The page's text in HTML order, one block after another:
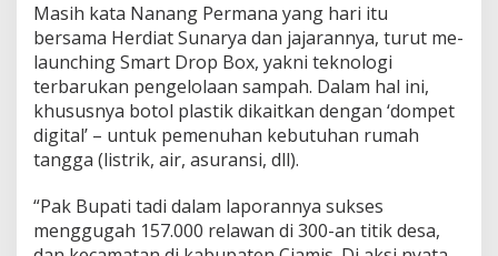
Masih kata Nanang Permana yang hari itu
bersama Herdiat Sunarya dan jajarannya, turut me-
launching Smart Drop Box, yakni teknologi
terbarukan pengelolaan sampah. Dalam hal ini,
khususnya botol plastik dikaitkan dengan ‘dompet
digital’ – untuk pemenuhan kebutuhan rumah
tangga (listrik, air, asuransi, dll).
“Pak Bupati tadi dalam laporannya sukses
menggugah 157.000 relawan di 300-an titik desa,